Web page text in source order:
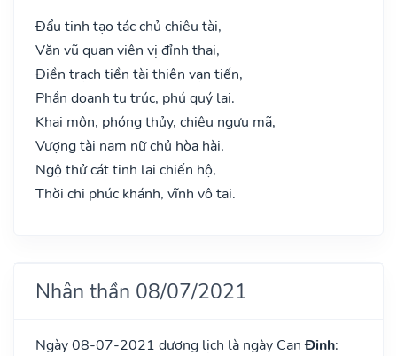
Đẩu tinh tạo tác chủ chiêu tài,
Văn vũ quan viên vị đỉnh thai,
Điền trạch tiền tài thiên vạn tiến,
Phần doanh tu trúc, phú quý lai.
Khai môn, phóng thủy, chiêu ngưu mã,
Vượng tài nam nữ chủ hòa hài,
Ngộ thử cát tinh lai chiến hộ,
Thời chi phúc khánh, vĩnh vô tai.
Nhân thần 08/07/2021
Ngày 08-07-2021 dương lịch là ngày CanĐinh: